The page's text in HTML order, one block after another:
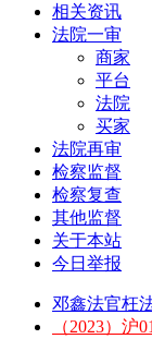
相关资讯
法院一审
商家
平台
法院
买家
法院再审
检察监督
检察复查
其他监督
关于本站
今日举报
邓鑫法官枉
（2023）沪